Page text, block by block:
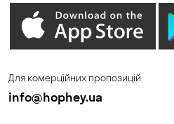
Для комерційних пропозицій
info@hophey.ua